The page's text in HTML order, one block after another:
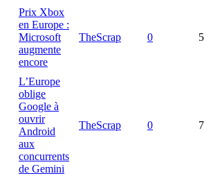
Prix Xbox
en Europe :
Microsoft
augmente
encore
TheScrap 0
L’Europe
oblige
Google à
ouvrir
Android
aux
concurrents
de Gemini
TheScrap 0